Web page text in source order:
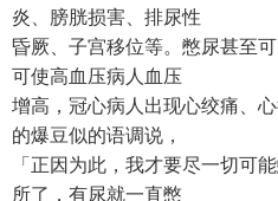
炎、膀胱损害、排尿性
昏厥、子宫移位等。憋尿甚至
可使高血压病人血压
增高，冠心病人出现心绞痛、
的爆豆似的语调说，
「正因为此，我才要尽一切可
所了，有尿就一直憋